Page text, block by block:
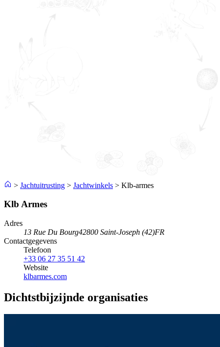
> Jachtuitrusting > Jachtwinkels > Klb-armes
Klb Armes
Adres
13 Rue Du Bourg42800 Saint-Joseph (42)FR
Contactgegevens
Telefoon
+33 06 27 35 51 42
Website
klbarmes.com
Dichtstbijzijnde organisaties